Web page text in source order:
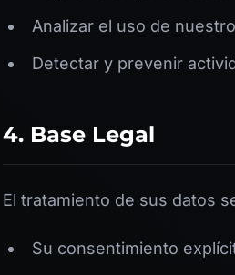
Analizar el uso de
Detectar y prevenir
4. Base Legal
El tratamiento de sus datos
Su consentimiento